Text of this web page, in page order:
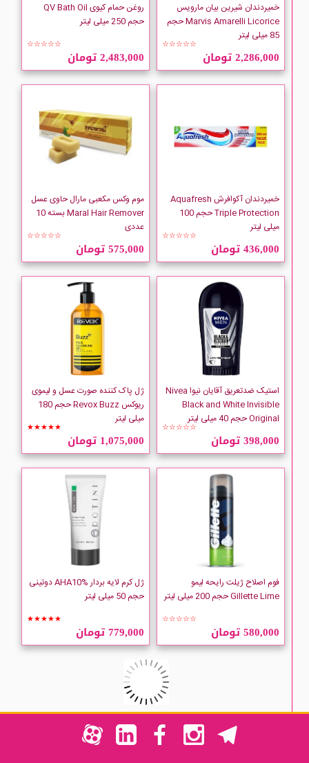
BIODERMA
BIONSEN
Bio-Oil
Blephamed
Boscia
BRUT
Cantu
Carefree
خمیردندان شیرین بیان مارویس
Marvis Amarelli Licorice حجم
85 میلی لیتر
☆☆☆☆☆
2,286,000 تومان
روغن حمام کیوی QV Bath Oil
حجم 250 میلی لیتر
☆☆☆☆☆
2,483,000 تومان
خمیردندان آکوافرش Aquafresh
Triple Protection حجم 100
میلی لیتر
☆☆☆☆☆
436,000 تومان
موم وکس مکعبی مارال حاوی عسل
Maral Hair Remover بسته 10
عددی
☆☆☆☆☆
575,000 تومان
استیک ضدتعریق آقایان نیوا Nivea
Black and White Invisible
Original حجم 40 میلی لیتر
☆☆☆☆☆
398,000 تومان
ژل پاک کننده صورت عسل و لیموی
ریوکس Revox Buzz حجم 180
میلی لیتر
★★★★★
1,075,000 تومان
فوم اصلاح ژیلت رایحه لیمو
Gillette Lime حجم 200 میلی لیتر
☆☆☆☆☆
580,000 تومان
ژل کرم لایه بردار AHA10% دوتینی
حجم 50 میلی لیتر
★★★★★
779,000 تومان